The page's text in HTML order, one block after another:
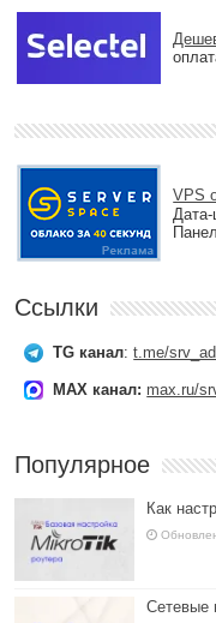
VPS
Дата-
Ссылки
TG канал:t.me/
MAX канал: max.ru/
Популярное
Как
Сетевые